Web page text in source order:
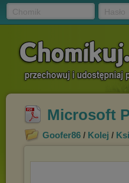
Microsoft
Goofer86 / Kolej /